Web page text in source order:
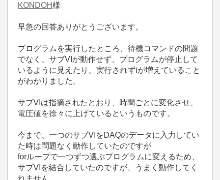
KONDOH様
早急の回答ありがとうございます。
プログラムを実行したところ、待機コマンドの問題
でなく、サブVIが動作せず、プログラムが停止して
いるように見えたり、実行されずiが増えていること
がわかりました。
サブVIは指摘されたとおり、時間ごとに変化させ、
電圧値を徐々に上げているというものです。
今まで、一つのサブVIをDAQのデータに入力してい
た時は問題なく動作していたのですが
forループで一つずつ選ぶプログラムに変えるため、
サブVIを結合していたのですが、うまく動作してく
れません。